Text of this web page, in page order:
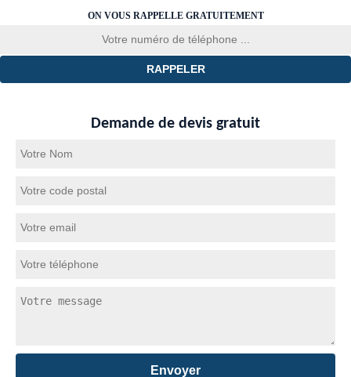
ON VOUS RAPPELLE GRATUITEMENT
Demande de devis gratuit